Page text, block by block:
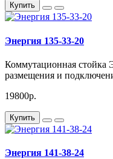
Купить
Энергия 135-33-20
Коммутационная стойка
размещения и
19800р.
Купить
Энергия 141-38-24